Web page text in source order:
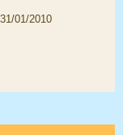
01/2010